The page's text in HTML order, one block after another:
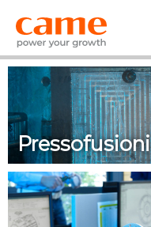
Pressofusioni